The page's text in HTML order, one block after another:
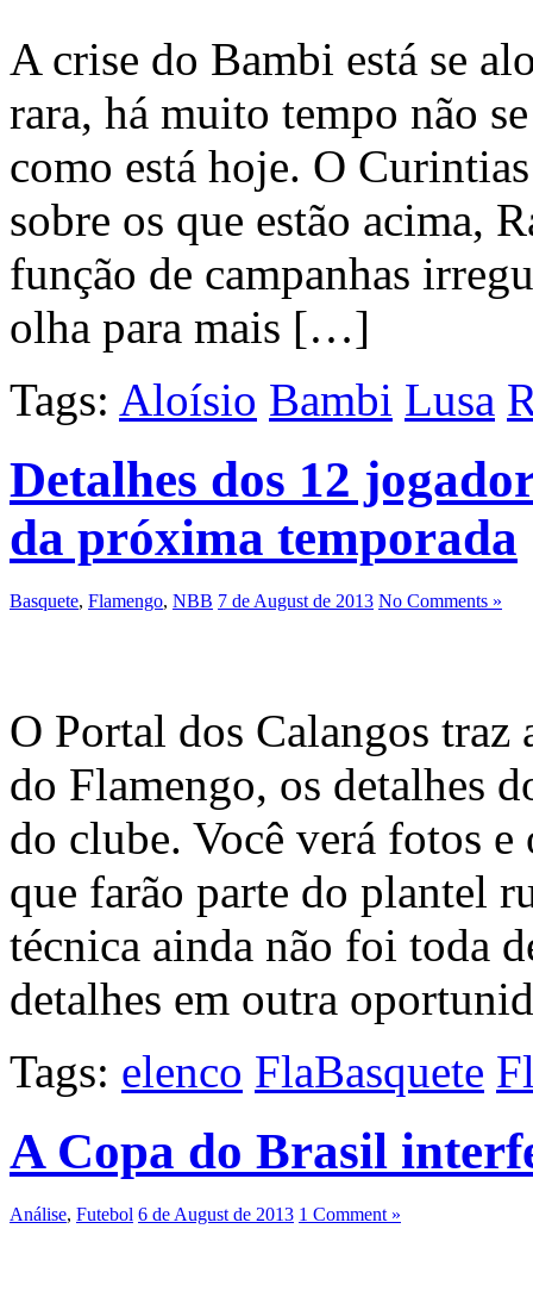
A crise do Bambi está se
rara, há muito tempo não
como está hoje. O
sobre os que estão acima,
função de campanhas
olha para mais […]
Tags: Aloísio Bambi Lusa
Detalhes dos 12
da próxima temporada
Basquete, Flamengo, NBB 7 de August de 2013 No Comments »
O Portal dos Calangos traz
do Flamengo, os detalhes
do clube. Você verá fotos
que farão parte do plantel
técnica ainda não foi toda
detalhes em outra
Tags: elenco FlaBasquete
A Copa do Brasil
Análise, Futebol 6 de August de 2013 1 Comment »